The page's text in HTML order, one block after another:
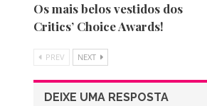
Os mais belos vestidos dos
Critics’ Choice Awards!
PREV NEXT
DEIXE UMA RESPOSTA